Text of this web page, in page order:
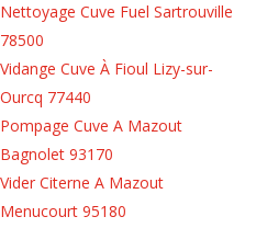
Nettoyage Cuve Fuel Sartrouville
78500
Vidange Cuve À Fioul Lizy-sur-
Ourcq 77440
Pompage Cuve A Mazout
Bagnolet 93170
Vider Citerne A Mazout
Menucourt 95180